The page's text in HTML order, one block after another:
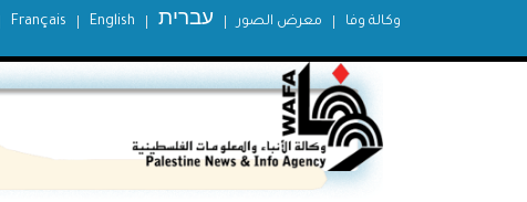
Français English עברית معرض الصور وكالة وفا